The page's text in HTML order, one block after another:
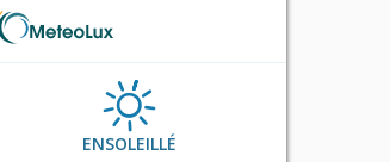
ENSOLEILLÉ